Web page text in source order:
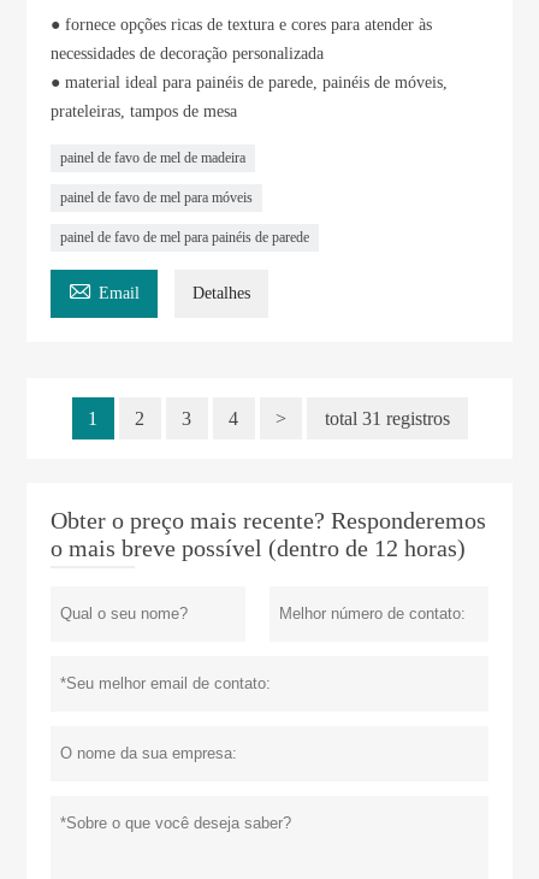
● fornece opções ricas de textura e cores para atender às
necessidades de decoração personalizada
● material ideal para painéis de parede, painéis de móveis,
prateleiras, tampos de mesa
painel de favo de mel de madeira
painel de favo de mel para móveis
painel de favo de mel para painéis de parede
 Email Detalhes
1 2 3 4 > total 31 registros
Obter o preço mais recente? Responderemos
o mais breve possível (dentro de 12 horas)